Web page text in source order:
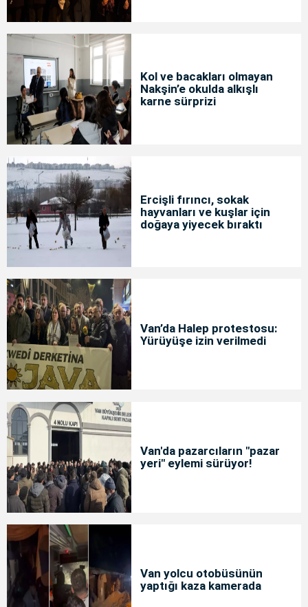
Kol ve bacakları olmayan
Nakşin’e okulda alkışlı
karne sürprizi
Ercişli fırıncı, sokak
hayvanları ve kuşlar için
doğaya yiyecek bıraktı
Van’da Halep protestosu:
Yürüyüşe izin verilmedi
Van'da pazarcıların "pazar
yeri" eylemi sürüyor!
Van yolcu otobüsünün
yaptığı kaza kamerada